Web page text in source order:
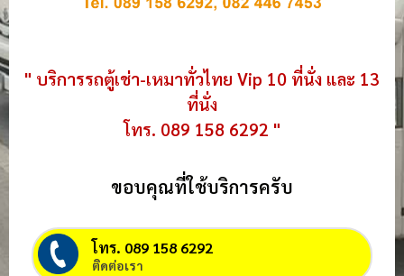
" บริการรถตู้เช่า-เหมาทั่วไทย Vip 10 ที่นั่ง และ 13
ที่นั่ง
โทร. 089 158 6292 "
ขอบคุณที่ใช้บริการครับ
โทร. 089 158 6292
ติดต่อเรา